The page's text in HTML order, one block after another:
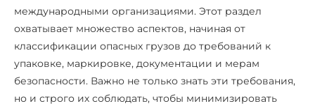
международными организациями. Этот раздел
охватывает множество аспектов, начиная от
классификации опасных грузов до требований к
упаковке, маркировке, документации и мерам
безопасности. Важно не только знать эти требования,
но и строго их соблюдать, чтобы минимизировать